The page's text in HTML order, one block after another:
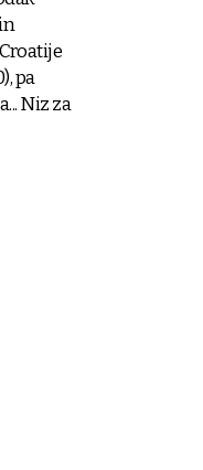
pa
Niz za